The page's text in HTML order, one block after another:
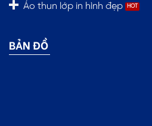
Áo thun lớp in hình đẹp
BẢN ĐỒ